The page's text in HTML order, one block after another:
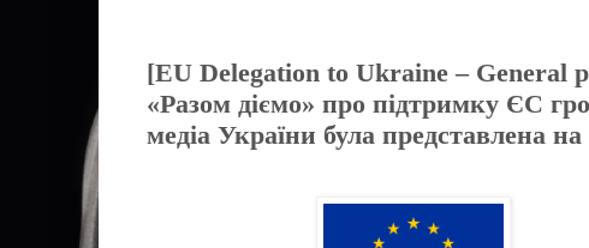
[EU Delegation to Ukraine – General
«Разом діємо» про підтримку ЄС
медіа України була представлена